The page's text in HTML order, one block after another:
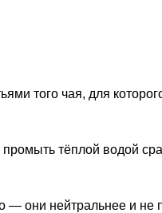
того чая, для
тёплой водой
они нейтральнее и не